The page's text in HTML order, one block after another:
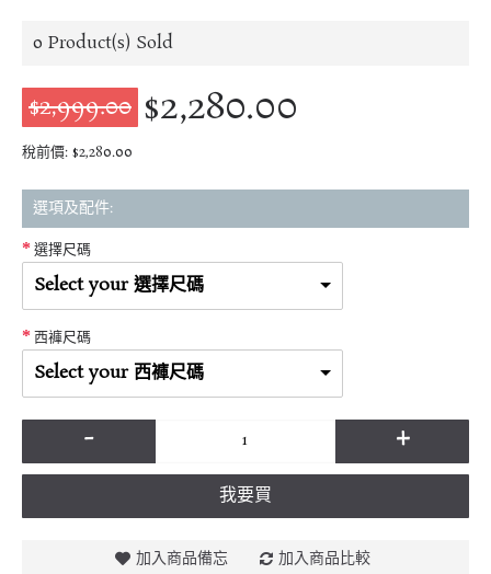
0 Product(s) Sold
$2,999.00 $2,280.00
稅前價: $2,280.00
選項及配件:
選擇尺碼
Select your 選擇尺碼
西褲尺碼
Select your 西褲尺碼
- +
我要買
加入商品備忘 加入商品比較